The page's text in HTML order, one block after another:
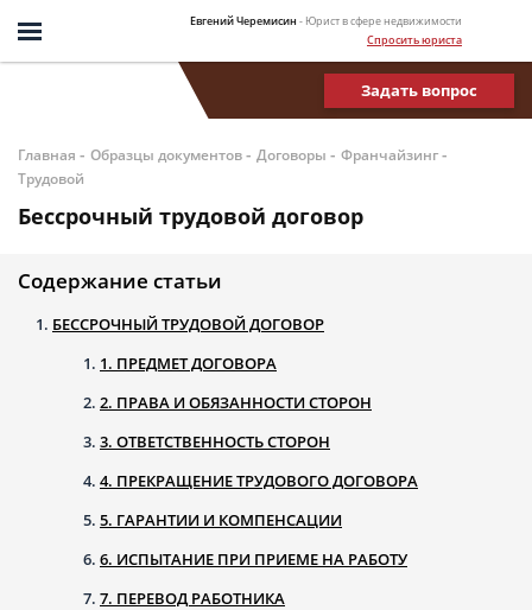
Евгений Черемисин - Юрист в сфере недвижимости
Спросить юриста
Задать вопрос
Главная - Образцы документов- Договоры - Франчайзинг-
Трудовой
Бессрочный трудовой договор
Содержание статьи
БЕССРОЧНЫЙ ТРУДОВОЙ ДОГОВОР
1. ПРЕДМЕТ ДОГОВОРА
2. ПРАВА И ОБЯЗАННОСТИ СТОРОН
3. ОТВЕТСТВЕННОСТЬ СТОРОН
4. ПРЕКРАЩЕНИЕ ТРУДОВОГО ДОГОВОРА
5. ГАРАНТИИ И КОМПЕНСАЦИИ
6. ИСПЫТАНИЕ ПРИ ПРИЕМЕ НА РАБОТУ
7. ПЕРЕВОД РАБОТНИКА